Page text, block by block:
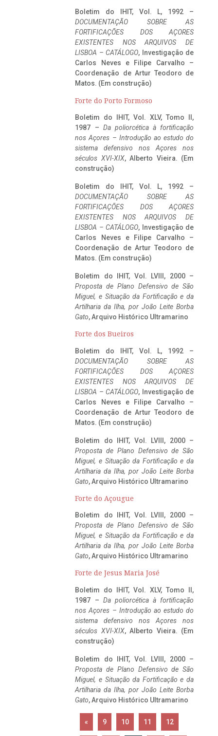
Boletim do IHIT, Vol. L, 1992 –
DOCUMENTAÇÃO SOBRE AS
FORTIFICAÇÕES DOS AÇORES
EXISTENTES NOS ARQUIVOS DE
LISBOA – CATÁLOGO, Investigação de
Carlos Neves e Filipe Carvalho –
Coordenação de Artur Teodoro de
Matos. (Em construção)
Forte do Porto Formoso
Boletim do IHIT, Vol. XLV, Tomo II,
1987 – Da poliorcética à fortificação
nos Açores – Introdução ao estudo do
sistema defensivo nos Açores nos
séculos XVI-XIX, Alberto Vieira. (Em
construção)
Boletim do IHIT, Vol. L, 1992 –
DOCUMENTAÇÃO SOBRE AS
FORTIFICAÇÕES DOS AÇORES
EXISTENTES NOS ARQUIVOS DE
LISBOA – CATÁLOGO, Investigação de
Carlos Neves e Filipe Carvalho –
Coordenação de Artur Teodoro de
Matos. (Em construção)
Boletim do IHIT, Vol. LVIII, 2000 –
Proposta de Plano Defensivo de São
Miguel, e Situação da Fortificação e da
Artilharia da Ilha, por João Leite Borba
Gato, Arquivo Histórico Ultramarino
Forte dos Bueiros
Boletim do IHIT, Vol. L, 1992 –
DOCUMENTAÇÃO SOBRE AS
FORTIFICAÇÕES DOS AÇORES
EXISTENTES NOS ARQUIVOS DE
LISBOA – CATÁLOGO, Investigação de
Carlos Neves e Filipe Carvalho –
Coordenação de Artur Teodoro de
Matos. (Em construção)
Boletim do IHIT, Vol. LVIII, 2000 –
Proposta de Plano Defensivo de São
Miguel, e Situação da Fortificação e da
Artilharia da Ilha, por João Leite Borba
Gato, Arquivo Histórico Ultramarino
Forte do Açougue
Boletim do IHIT, Vol. LVIII, 2000 –
Proposta de Plano Defensivo de São
Miguel, e Situação da Fortificação e da
Artilharia da Ilha, por João Leite Borba
Gato, Arquivo Histórico Ultramarino
Forte de Jesus Maria José
Boletim do IHIT, Vol. XLV, Tomo II,
1987 – Da poliorcética à fortificação
nos Açores – Introdução ao estudo do
sistema defensivo nos Açores nos
séculos XVI-XIX, Alberto Vieira. (Em
construção)
Boletim do IHIT, Vol. LVIII, 2000 –
Proposta de Plano Defensivo de São
Miguel, e Situação da Fortificação e da
Artilharia da Ilha, por João Leite Borba
Gato, Arquivo Histórico Ultramarino
« 9 10 11 12